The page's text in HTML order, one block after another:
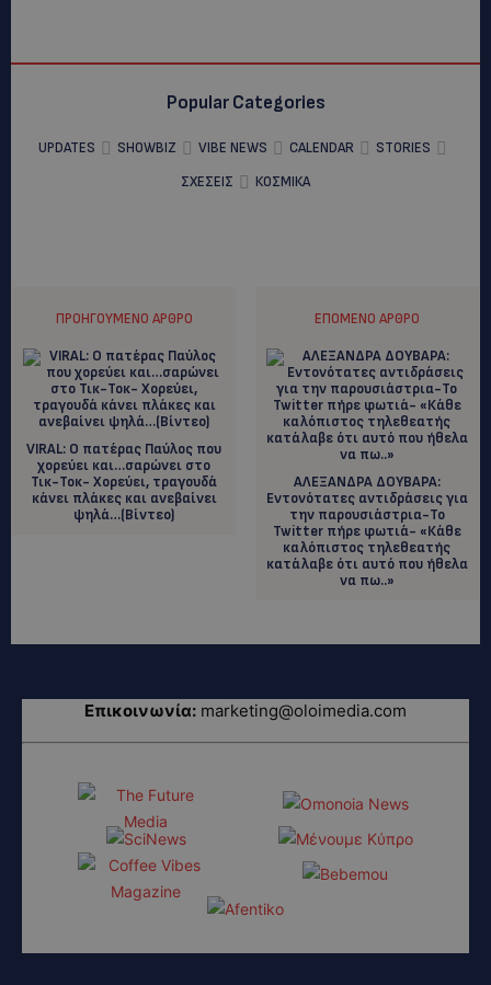
Popular Categories
UPDATES SHOWBIZ VIBE NEWS CALENDAR
STORIES
ΣΧΕΣΕΙΣ
ΚΟΣΜΙΚΑ
ΠΡΟΗΓΟΎΜΕΝΟ ΆΡΘΡΟ
VIRAL: O πατέρας Παύλος που
χορεύει και…σαρώνει στο
Τικ-Τοκ- Χορεύει, τραγουδά
κάνει πλάκες και ανεβαίνει
ψηλά…(Βίντεο)
ΕΠΌΜΕΝΟ ΆΡΘΡΟ
ΑΛΕΞΑΝΔΡΑ ΔΟΥΒΑΡΑ:
Εντονότατες αντιδράσεις για
την παρουσιάστρια-Το
Twitter πήρε φωτιά- «Κάθε
καλόπιστος τηλεθεατής
κατάλαβε ότι αυτό που ήθελα
να πω..»
Επικοινωνία: marketing@oloimedia.com